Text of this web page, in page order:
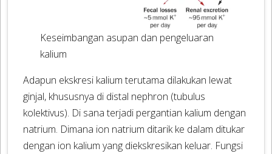
Keseimbangan asupan dan pengeluaran
kalium
Adapun ekskresi kalium terutama dilakukan lewat
ginjal, khususnya di distal nephron (tubulus
kolektivus). Di sana terjadi pergantian kalium dengan
natrium. Dimana ion natrium ditarik ke dalam ditukar
dengan ion kalium yang diekskresikan keluar. Fungsi